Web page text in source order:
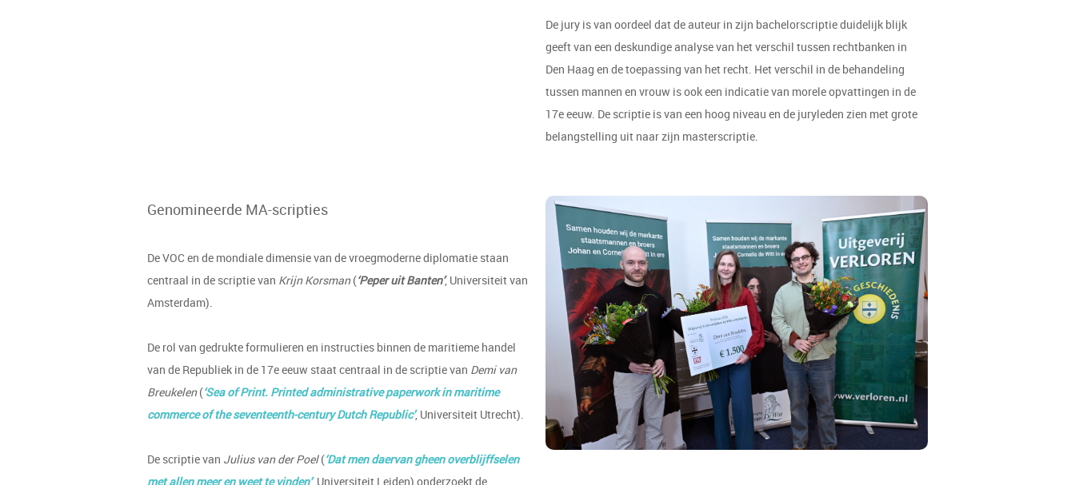
De jury is van oordeel dat de auteur in zijn bachelorscriptie duidelijk blijk
geeft van een deskundige analyse van het verschil tussen rechtbanken in
Den Haag en de toepassing van het recht. Het verschil in de behandeling
tussen mannen en vrouw is ook een indicatie van morele opvattingen in de
17e eeuw. De scriptie is van een hoog niveau en de juryleden zien met grote
belangstelling uit naar zijn masterscriptie.
Genomineerde MA-scripties
De VOC en de mondiale dimensie van de vroegmoderne diplomatie staan
centraal in de scriptie van Krijn Korsman (‘Peper uit Banten’, Universiteit van
Amsterdam).
De rol van gedrukte formulieren en instructies binnen de maritieme handel
van de Republiek in de 17e eeuw staat centraal in de scriptie van Demi van
Breukelen(‘Sea of Print. Printed administrative paperwork in maritime
commerce of the seventeenth-century Dutch Republic’, Universiteit Utrecht).
De scriptie van Julius van der Poel(‘Dat men daervan gheen overblijffselen
met allen meer en weet te vinden’, Universiteit Leiden) onderzoekt de